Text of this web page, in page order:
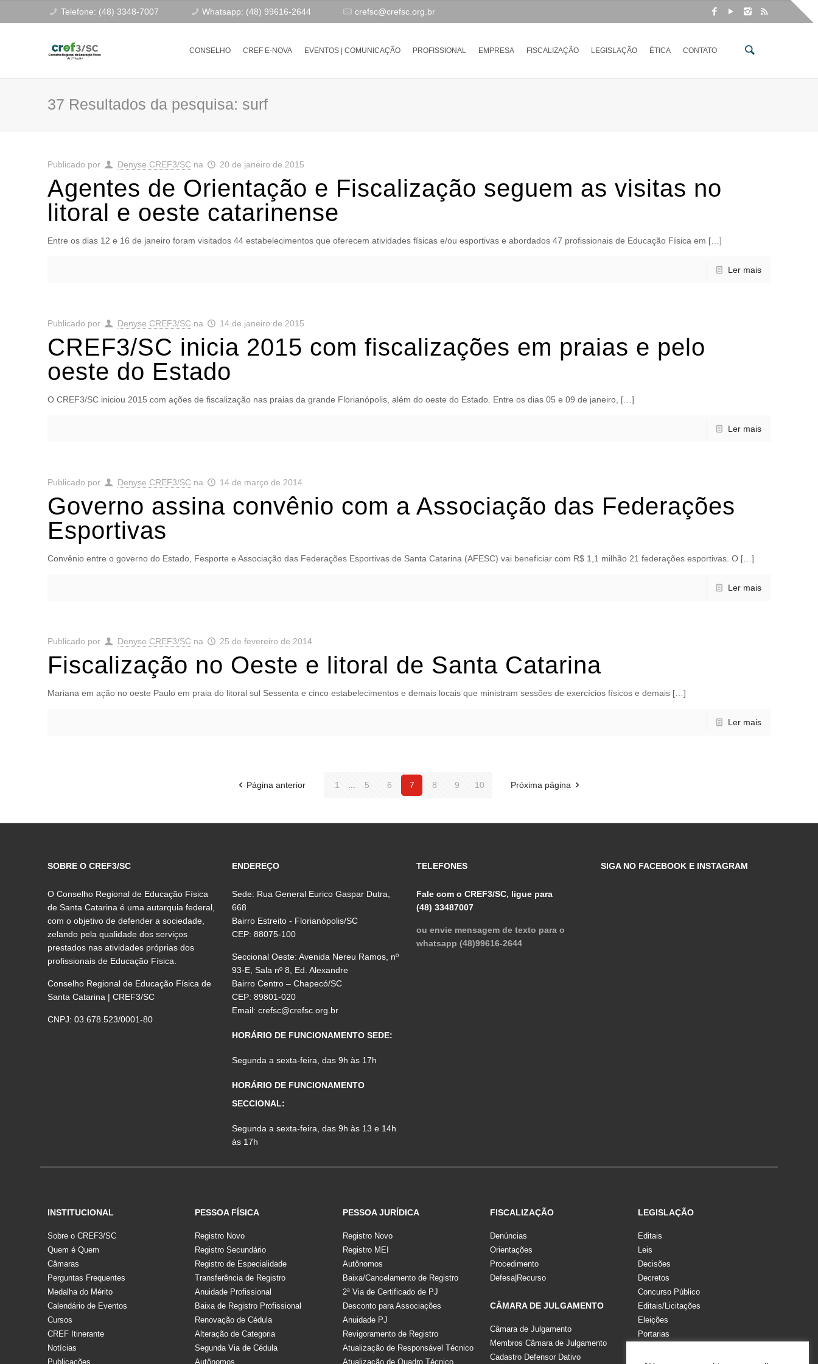
Telefone: (48) 3348-7007 Whatsapp: (48) 99616-2644 crefsc@crefsc.org.br
CONSELHO CREF E-NOVA EVENTOS | COMUNICAÇÃO PROFISSIONAL EMPRESA FISCALIZAÇÃO LEGISLAÇÃO ÉTICA CONTATO
37 Resultados da pesquisa: surf
Publicado por Denyse CREF3/SC na 20 de janeiro de 2015
Agentes de Orientação e Fiscalização seguem as visitas no
litoral e oeste catarinense
Entre os dias 12 e 16 de janeiro foram visitados 44 estabelecimentos que oferecem atividades físicas e/ou esportivas e abordados 47 profissionais de Educação Física em […]
Ler mais
Publicado por Denyse CREF3/SC na 14 de janeiro de 2015
CREF3/SC inicia 2015 com fiscalizações em praias e pelo
oeste do Estado
O CREF3/SC iniciou 2015 com ações de fiscalização nas praias da grande Florianópolis, além do oeste do Estado. Entre os dias 05 e 09 de janeiro, […]
Ler mais
Publicado por Denyse CREF3/SC na 14 de março de 2014
Governo assina convênio com a Associação das Federações
Esportivas
Convênio entre o governo do Estado, Fesporte e Associação das Federações Esportivas de Santa Catarina (AFESC) vai beneficiar com R$ 1,1 milhão 21 federações esportivas. O […]
Ler mais
Publicado por Denyse CREF3/SC na 25 de fevereiro de 2014
Fiscalização no Oeste e litoral de Santa Catarina
Mariana em ação no oeste Paulo em praia do litoral sul Sessenta e cinco estabelecimentos e demais locais que ministram sessões de exercícios físicos e demais […]
Ler mais
Página anterior 1 5 6 7 8 9 10 Próxima página
SOBRE O CREF3/SC
O Conselho Regional de Educação Física
de Santa Catarina é uma autarquia federal,
com o objetivo de defender a sociedade,
zelando pela qualidade dos serviços
prestados nas atividades próprias dos
profissionais de Educação Física.
Conselho Regional de Educação Física de
Santa Catarina | CREF3/SC
CNPJ: 03.678.523/0001-80
ENDEREÇO
Sede: Rua General Eurico Gaspar Dutra,
668
Bairro Estreito - Florianópolis/SC
CEP: 88075-100
Seccional Oeste: Avenida Nereu Ramos, nº
93-E, Sala nº 8, Ed. Alexandre
Bairro Centro – Chapecó/SC
CEP: 89801-020
Email:crefsc@crefsc.org.br
HORÁRIO DE FUNCIONAMENTO SEDE:
Segunda a sexta-feira, das 9h às 17h
HORÁRIO DE FUNCIONAMENTO
SECCIONAL:
Segunda a sexta-feira, das 9h às 13 e 14h
às 17h
TELEFONES
Fale com o CREF3/SC, ligue para
(48) 33487007
ou envie mensagem de texto para o
whatsapp (48)99616-2644
SIGA NO FACEBOOK E INSTAGRAM
INSTITUCIONAL
Sobre o CREF3/SC
Quem é Quem
Câmaras
Perguntas Frequentes
Medalha do Mérito
Calendário de Eventos
Cursos
CREF Itinerante
Notícias
Publicações
PESSOA FÍSICA
Registro Novo
Registro Secundário
Registro de Especialidade
Transferência de Registro
Anuidade Profissional
Baixa de Registro Profissional
Renovação de Cédula
Alteração de Categoria
Segunda Via de Cédula
Autônomos
PESSOA JURÍDICA
Registro Novo
Registro MEI
Autônomos
Baixa/Cancelamento de Registro
2ª Via de Certificado de PJ
Desconto para Associações
Anuidade PJ
Revigoramento de Registro
Atualização de Responsável Técnico
Atualização de Quadro Técnico
FISCALIZAÇÃO
Denúncias
Orientações
Procedimento
Defesa|Recurso
CÂMARA DE JULGAMENTO
Câmara de Julgamento
Membros Câmara de Julgamento
Cadastro Defensor Dativo
LEGISLAÇÃO
Editais
Leis
Decisões
Decretos
Concurso Público
Editais/Licitações
Eleições
Portarias
Resoluções